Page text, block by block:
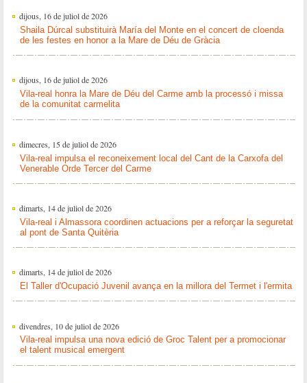
dijous, 16 de juliol de 2026
Shaila Dúrcal substituirà María del Monte en el concert de cloenda
de les festes en honor a la Mare de Déu de Gràcia
dijous, 16 de juliol de 2026
Vila-real honra la Mare de Déu del Carme amb la processó i missa
de la comunitat carmelita
dimecres, 15 de juliol de 2026
Vila-real impulsa el reconeixement local del Cant de la Carxofa del
Venerable Orde Tercer del Carme
dimarts, 14 de juliol de 2026
Vila-real i Almassora coordinen actuacions per a reforçar la seguretat
al pont de Santa Quitèria
dimarts, 14 de juliol de 2026
El Taller d'Ocupació Juvenil avança en la millora del Termet i l'ermita
divendres, 10 de juliol de 2026
Vila-real impulsa una nova edició de Groc Talent per a promocionar
el talent musical emergent